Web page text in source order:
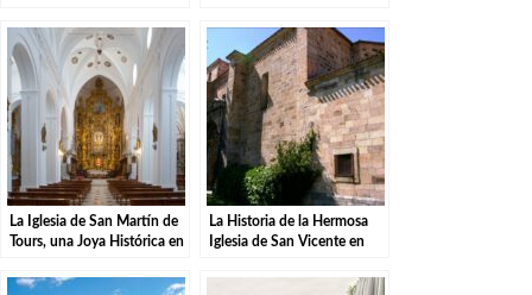
La Iglesia de San Martín de
Tours, una Joya Histórica en
La Historia de la Hermosa
Iglesia de San Vicente en